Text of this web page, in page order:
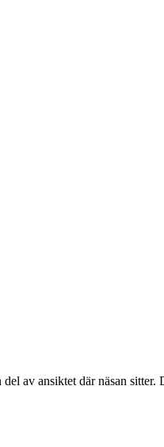
av ansiktet där näsan